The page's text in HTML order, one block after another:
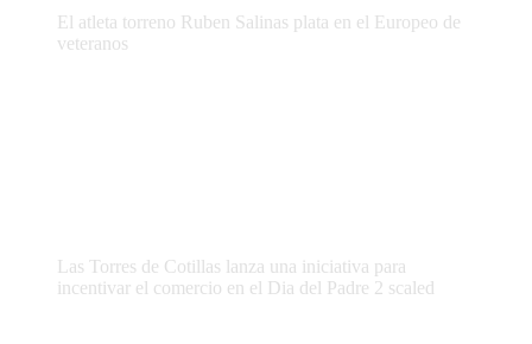
El atleta torreno Ruben Salinas plata en el Europeo de
veteranos
Las Torres de Cotillas lanza una iniciativa para
incentivar el comercio en el Dia del Padre 2 scaled